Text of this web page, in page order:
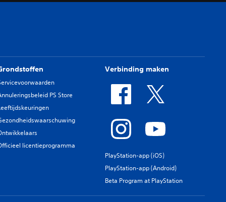
PS Store
licentieprogramma
Verbinding maken
PlayStation-app (iOS)
PlayStation-app (Android)
Beta Program at PlayStation